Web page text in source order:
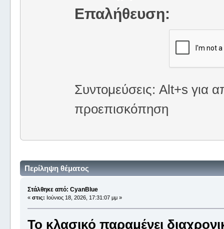
Επαλήθευση:
Συντομεύσεις: Alt+s για
προεπισκόπηση
Περίληψη θέματος
Στάλθηκε από: CyanBlue
« στις: Ιούνιος 18, 2026, 17:31:07 μμ »
Το κλασικό παραμένει